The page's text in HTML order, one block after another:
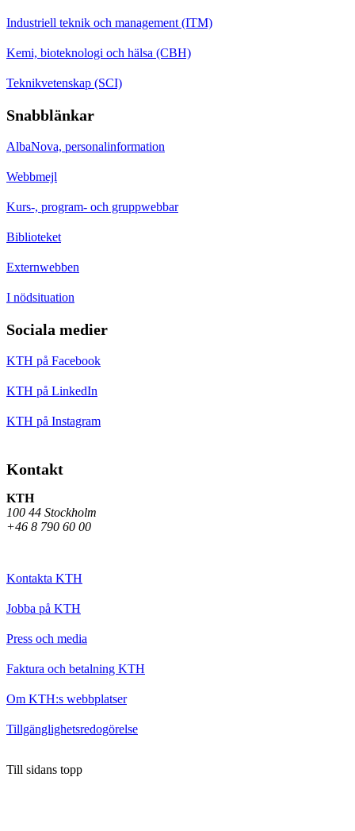
Industriell teknik och management (ITM)
Kemi, bioteknologi och hälsa (CBH)
Teknikvetenskap (SCI)
Snabblänkar
AlbaNova, personalinformation
Webbmejl
Kurs-, program- och gruppwebbar
Biblioteket
Externwebben
I nödsituation
Sociala medier
KTH på Facebook
KTH på LinkedIn
KTH på Instagram
Kontakt
KTH
100 44 Stockholm
+46 8 790 60 00
Kontakta KTH
Jobba på KTH
Press och media
Faktura och betalning KTH
Om KTH:s webbplatser
Tillgänglighetsredogörelse
Till sidans topp